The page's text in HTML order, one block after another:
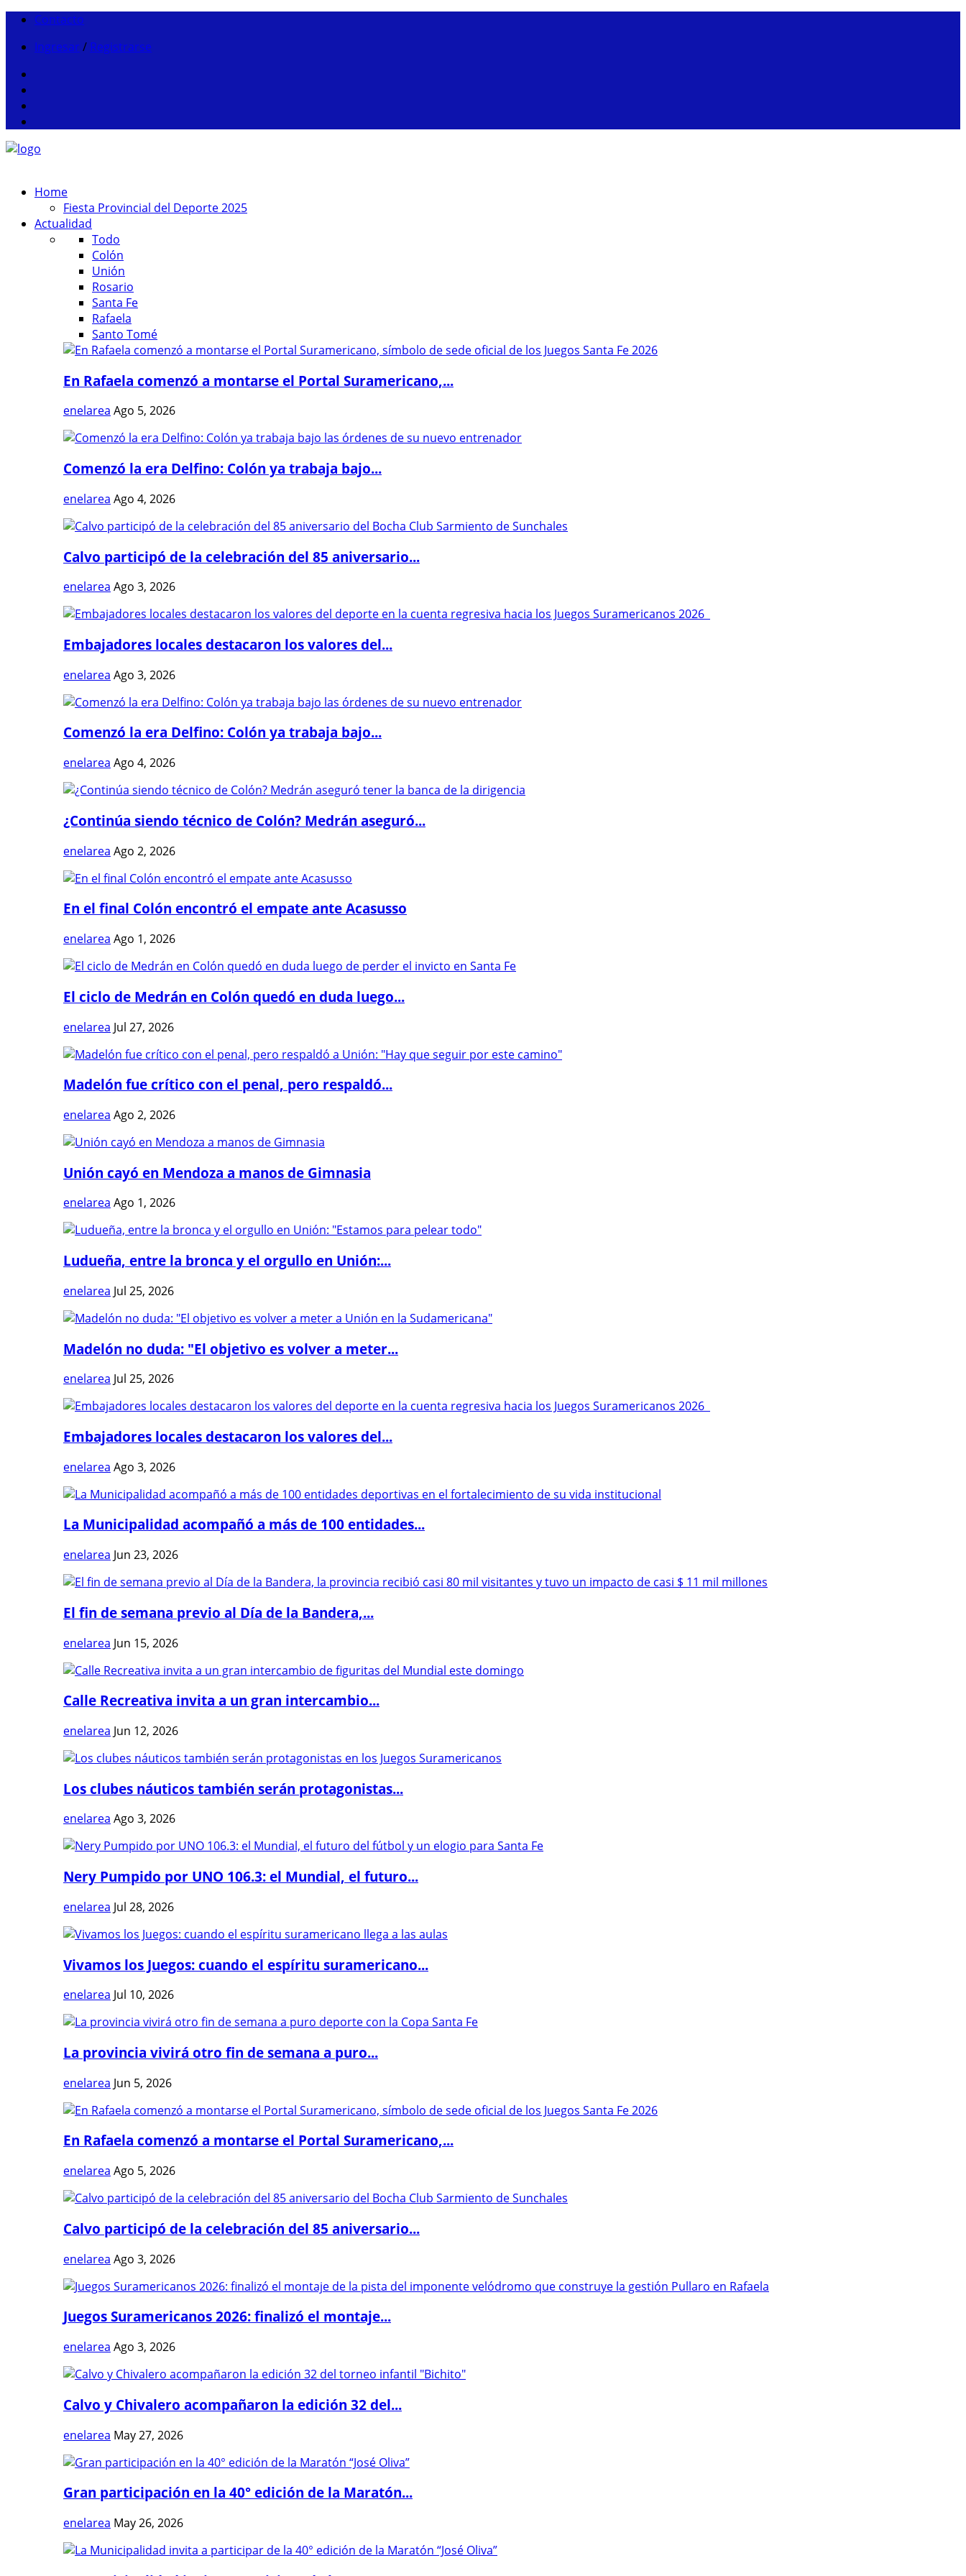
Contacto
Ingresar / Registrarse
Home
Fiesta Provincial del Deporte 2025
Actualidad
Todo
Colón
Unión
Rosario
Santa Fe
Rafaela
Santo Tomé
En Rafaela comenzó a montarse el Portal Suramericano,...
enelarea Ago 5, 2026
Comenzó la era Delfino: Colón ya trabaja bajo...
enelarea Ago 4, 2026
Calvo participó de la celebración del 85 aniversario...
enelarea Ago 3, 2026
Embajadores locales destacaron los valores del...
enelarea Ago 3, 2026
Comenzó la era Delfino: Colón ya trabaja bajo...
enelarea Ago 4, 2026
¿Continúa siendo técnico de Colón? Medrán aseguró...
enelarea Ago 2, 2026
En el final Colón encontró el empate ante Acasusso
enelarea Ago 1, 2026
El ciclo de Medrán en Colón quedó en duda luego...
enelarea Jul 27, 2026
Madelón fue crítico con el penal, pero respaldó...
enelarea Ago 2, 2026
Unión cayó en Mendoza a manos de Gimnasia
enelarea Ago 1, 2026
Ludueña, entre la bronca y el orgullo en Unión:...
enelarea Jul 25, 2026
Madelón no duda: "El objetivo es volver a meter...
enelarea Jul 25, 2026
Embajadores locales destacaron los valores del...
enelarea Ago 3, 2026
La Municipalidad acompañó a más de 100 entidades...
enelarea Jun 23, 2026
El fin de semana previo al Día de la Bandera,...
enelarea Jun 15, 2026
Calle Recreativa invita a un gran intercambio...
enelarea Jun 12, 2026
Los clubes náuticos también serán protagonistas...
enelarea Ago 3, 2026
Nery Pumpido por UNO 106.3: el Mundial, el futuro...
enelarea Jul 28, 2026
Vivamos los Juegos: cuando el espíritu suramericano...
enelarea Jul 10, 2026
La provincia vivirá otro fin de semana a puro...
enelarea Jun 5, 2026
En Rafaela comenzó a montarse el Portal Suramericano,...
enelarea Ago 5, 2026
Calvo participó de la celebración del 85 aniversario...
enelarea Ago 3, 2026
Juegos Suramericanos 2026: finalizó el montaje...
enelarea Ago 3, 2026
Calvo y Chivalero acompañaron la edición 32 del...
enelarea May 27, 2026
Gran participación en la 40° edición de la Maratón...
enelarea May 26, 2026